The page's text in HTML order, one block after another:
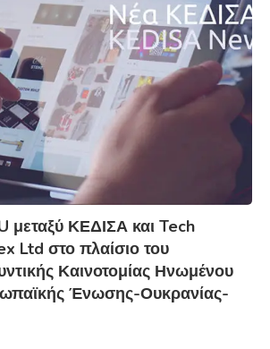
ΚΕΔΙΣΑ και Tech
Ltd στο πλαίσιο του
Καινοτομίας Ηνωμένου
Ένωσης-Ουκρανίας-